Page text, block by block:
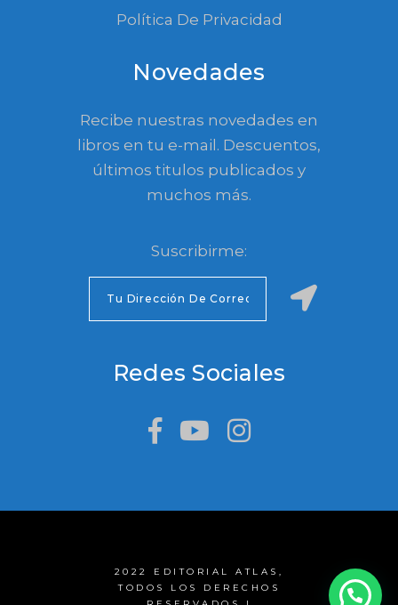
Política De Privacidad
Novedades
Recibe nuestras novedades en
libros en tu e-mail. Descuentos,
últimos titulos publicados y
muchos más.
Suscribirme:
Redes Sociales
2022 EDITORIAL ATLAS,
TODOS LOS DERECHOS